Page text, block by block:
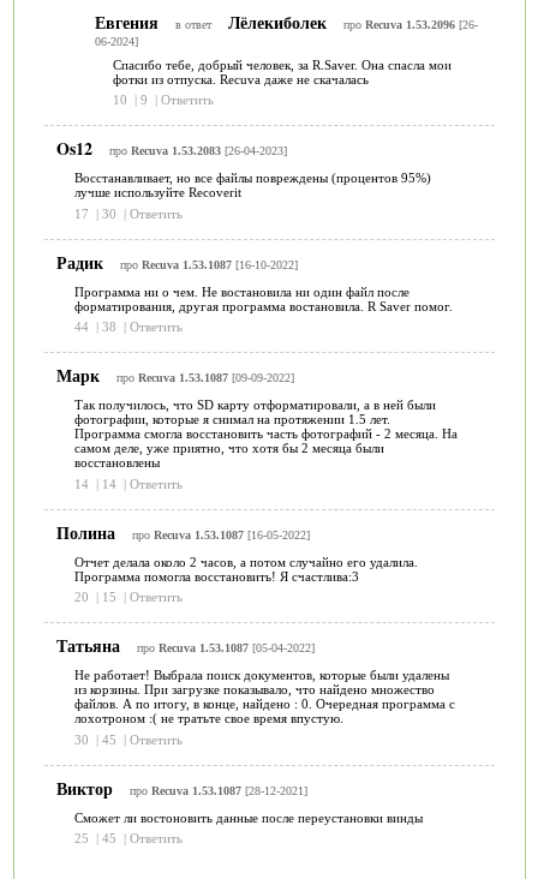
Евгения в ответ Лёлекиболек про Recuva 1.53.2096[26-
06-2024]
Спасибо тебе, добрый человек, за R.Saver. Она спасла мои
фотки из отпуска. Recuva даже не скачалась
10
| 9 | Ответить
Os12 про Recuva 1.53.2083[26-04-2023]
Восстанавливает, но все файлы повреждены (процентов 95%)
лучше используйте Recoverit
17
| 30 | Ответить
Радик про Recuva 1.53.1087[16-10-2022]
Программа ни о чем. Не востановила ни один файл после
форматирования, другая программа востановила. R Saver помог.
44 | 38 | Ответить
Марк про Recuva 1.53.1087[09-09-2022]
Так получилось, что SD карту отформатировали, а в ней были
фотографии, которые я снимал на протяжении 1.5 лет.
Программа смогла восстановить часть фотографий - 2 месяца. На
самом деле, уже приятно, что хотя бы 2 месяца были
восстановлены
14 | 14 | Ответить
Полина про Recuva 1.53.1087[16-05-2022]
Отчет делала около 2 часов, а потом случайно его удалила.
Программа помогла восстановить! Я счастлива:3
20
| 15 | Ответить
Татьяна про Recuva 1.53.1087[05-04-2022]
Не работает! Выбрала поиск документов, которые были удалены
из корзины. При загрузке показывало, что найдено множество
файлов. А по итогу, в конце, найдено : 0. Очередная программа с
лохотроном :( не тратьте свое время впустую.
30
| 45 | Ответить
Виктор про Recuva 1.53.1087[28-12-2021]
Сможет ли востоновить данные после переустановки винды
25
| 45 | Ответить